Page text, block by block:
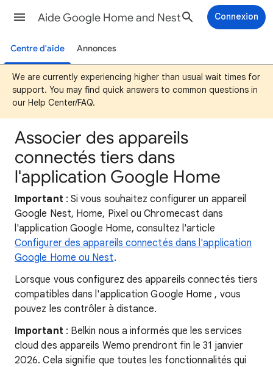
Aide Google Home and Nest Connexion
Centre d'aide Annonces
We are currently experiencing higher than usual wait times for
support. You may find quick answers to common questions in
our Help Center/FAQ.
Associer des appareils
connectés tiers dans
l'application Google Home
Important : Si vous souhaitez configurer un appareil
Google Nest, Home, Pixel ou Chromecast dans
l'application Google Home, consultez l'article
Configurer des appareils connectés dans l'application
Google Home ou Nest.
Lorsque vous configurez des appareils connectés tiers
compatibles dans l'application Google Home , vous
pouvez les contrôler à distance.
Important : Belkin nous a informés que les services
cloud des appareils Wemo prendront fin le 31 janvier
2026. Cela signifie que toutes les fonctionnalités qui